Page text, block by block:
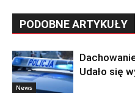
PODOBNE ARTYKUŁY
News
Udało się